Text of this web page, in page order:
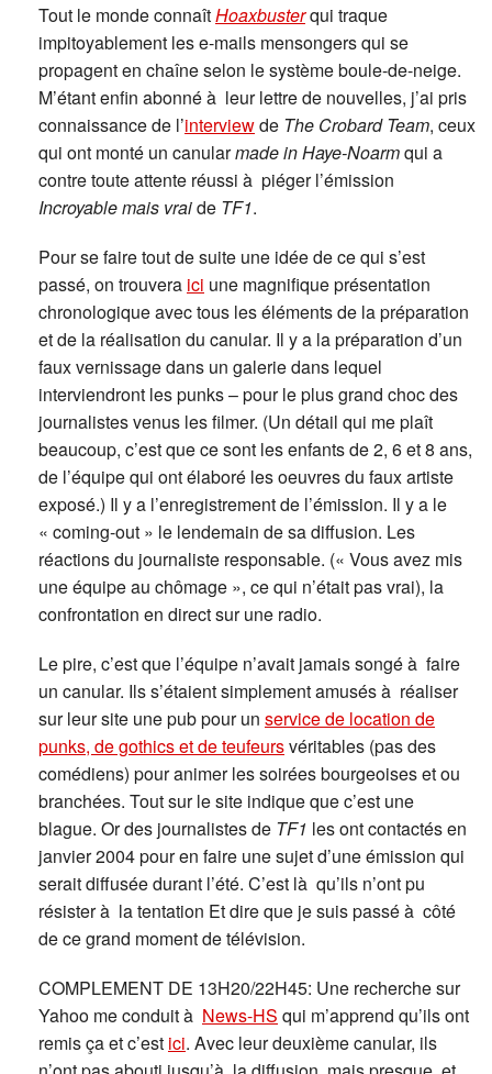
Tout le monde connaîtHoaxbusterqui traque
impitoyablement les e-mails mensongers qui se
propagent en chaîne selon le système boule-de-neige.
M’étant enfin abonné à leur lettre de nouvelles, j’ai pris
connaissance de l’interviewde The Crobard Team, ceux
qui ont monté un canularmade in Haye-Noarmqui a
contre toute attente réussi à piéger l’émission
Incroyable mais vraide TF1.
Pour se faire tout de suite une idée de ce qui s’est
passé, on trouvera ici une magnifique présentation
chronologique avec tous les éléments de la préparation
et de la réalisation du canular. Il y a la préparation d’un
faux vernissage dans un galerie dans lequel
interviendront les punks – pour le plus grand choc des
journalistes venus les filmer. (Un détail qui me plaît
beaucoup, c’est que ce sont les enfants de 2, 6 et 8 ans,
de l’équipe qui ont élaboré les oeuvres du faux artiste
exposé.) Il y a l’enregistrement de l’émission. Il y a le
« coming-out » le lendemain de sa diffusion. Les
réactions du journaliste responsable. (« Vous avez mis
une équipe au chômage », ce qui n’était pas vrai), la
confrontation en direct sur une radio.
Le pire, c’est que l’équipe n’avait jamais songé à faire
un canular. Ils s’étaient simplement amusés à réaliser
sur leur site une pub pour un service de location de
punks, de gothics et de teufeursvéritables (pas des
comédiens) pour animer les soirées bourgeoises et ou
branchées. Tout sur le site indique que c’est une
blague. Or des journalistes de TF1 les ont contactés en
janvier 2004 pour en faire une sujet d’une émission qui
serait diffusée durant l’été. C’est là qu’ils n’ont pu
résister à la tentation Et dire que je suis passé à côté
de ce grand moment de télévision.
COMPLEMENT DE 13H20/22H45: Une recherche sur
Yahoo me conduit à News-HS qui m’apprend qu’ils ont
remis ça et c’est ici. Avec leur deuxième canular, ils